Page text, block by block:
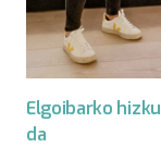
Elgoibarko
da